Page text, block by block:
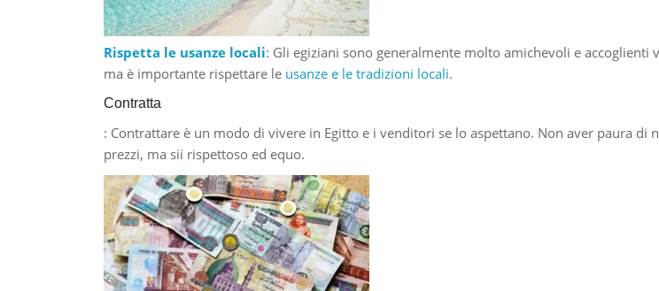
Rispetta le usanze locali: Gli egiziani sono generalmente molto amichevoli e accoglienti
ma è importante rispettare le usanze e le tradizioni locali.
Contratta
: Contrattare è un modo di vivere in Egitto e i venditori se lo aspettano. Non aver paura di
prezzi, ma sii rispettoso ed equo.